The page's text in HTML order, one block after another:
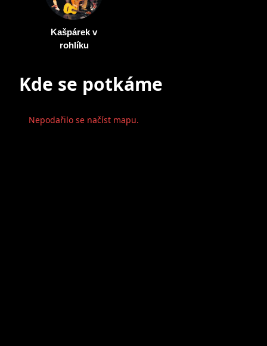
Kašpárek v
rohlíku
Kde se potkáme
Nepodařilo se načíst mapu.